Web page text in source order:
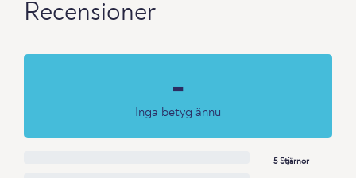
Recensioner
-
Inga betyg ännu
5 Stjärnor